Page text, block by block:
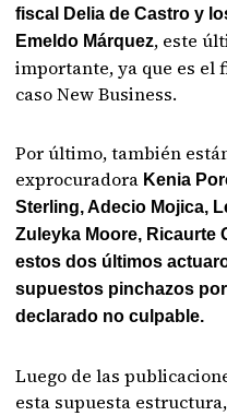
fiscal Delia de Castro y
Emeldo Márquez, este
importante, ya que es el
caso New Business.
Por último, también
exprocuradora Kenia
Sterling, Adecio Mojica,
Zuleyka Moore, Ricaurte
estos dos últimos
supuestos pinchazos
declarado no culpable.
Luego de las
esta supuesta estructura,